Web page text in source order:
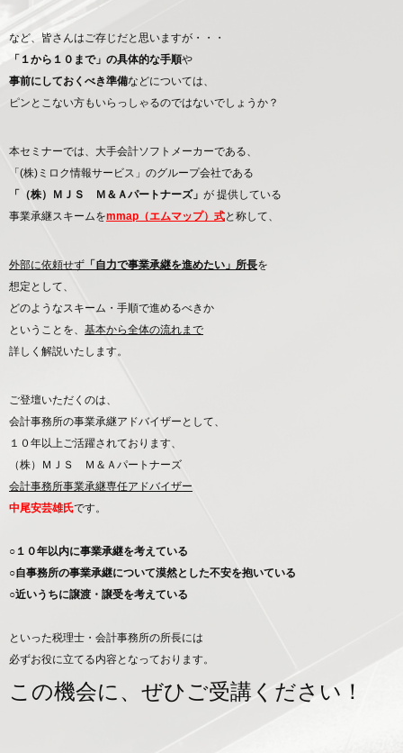
など、皆さんはご存じだと思いますが・・・
「１から１０まで」の具体的な手順や
事前にしておくべき準備などについては、
ピンとこない方もいらっしゃるのではないでしょうか？
本セミナーでは、大手会計ソフトメーカーである、
「(株)ミロク情報サービス」のグループ会社である
「（株）ＭＪＳ Ｍ＆Ａパートナーズ」 が 提供している
事業承継スキームをmmap（エムマップ）式と称して、
外部に依頼せず 「自力で事業承継を進めたい」所長を
想定として、
どのようなスキーム・手順で進めるべきか
ということを、 基本から全体の流れまで
詳しく解説いたします。
ご登壇いただくのは、
会計事務所の事業承継アドバイザーとして、
１０年以上ご活躍されております、
（株）ＭＪＳ Ｍ＆Ａパートナーズ
会計事務所事業承継専任アドバイザー
中尾安芸雄氏です。
○１０年以内に事業承継を考えている
○自事務所の事業承継について漠然とした不安を抱いている
○近いうちに譲渡・譲受を考えている
といった税理士・会計事務所の所長には
必ずお役に立てる内容となっております。
この機会に、ぜひご受講ください！